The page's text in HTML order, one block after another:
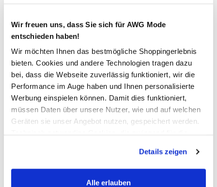
Wir freuen uns, dass Sie sich für AWG Mode
entschieden haben!
Wir möchten Ihnen das bestmögliche Shoppingerlebnis
bieten. Cookies und andere Technologien tragen dazu
bei, dass die Webseite zuverlässig funktioniert, wir die
Performance im Auge haben und Ihnen personalisierte
Werbung einspielen können. Damit dies funktioniert,
müssen Daten über unsere Nutzer, wie und auf welchen
Geräten sie unser Angebot nutzen, gespeichert werden.
werden, werden bei der Nutzung der Webseite auf jeden
Fall gesetzt. Cookies von Drittanbietern für Analyse- oder
Trackingzwecke werden nur dann aktiviert, wenn Sie das
Details zeigen
Alle erlauben
In den Warenkorb
Schneller DHL Versand: in 1–3 Werktagen
Kostenfreie Rücksendung innerhalb 14 Tage
Kostenlose Filiallieferung in Ihre Wunschfiliale
Zur Wunschliste hinzufügen